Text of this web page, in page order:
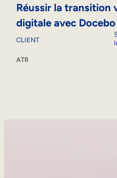
Réussir la transition
digitale avec Docebo
CLIENT
ATR